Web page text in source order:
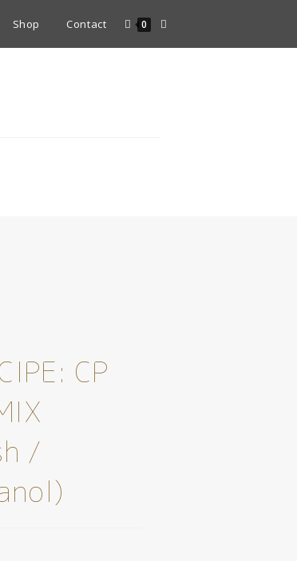
Shop Contact 0
CP
/